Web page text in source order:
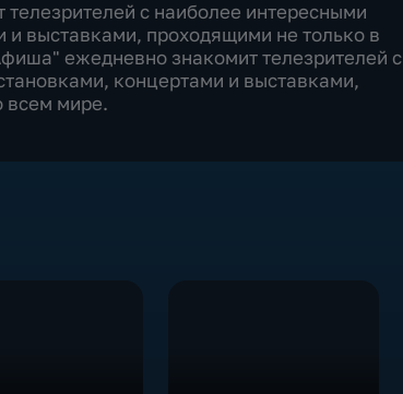
с наиболее интересными
выставками, проходящими не только в
ежедневно знакомит телезрителей с
концертами и выставками,
всем мире.